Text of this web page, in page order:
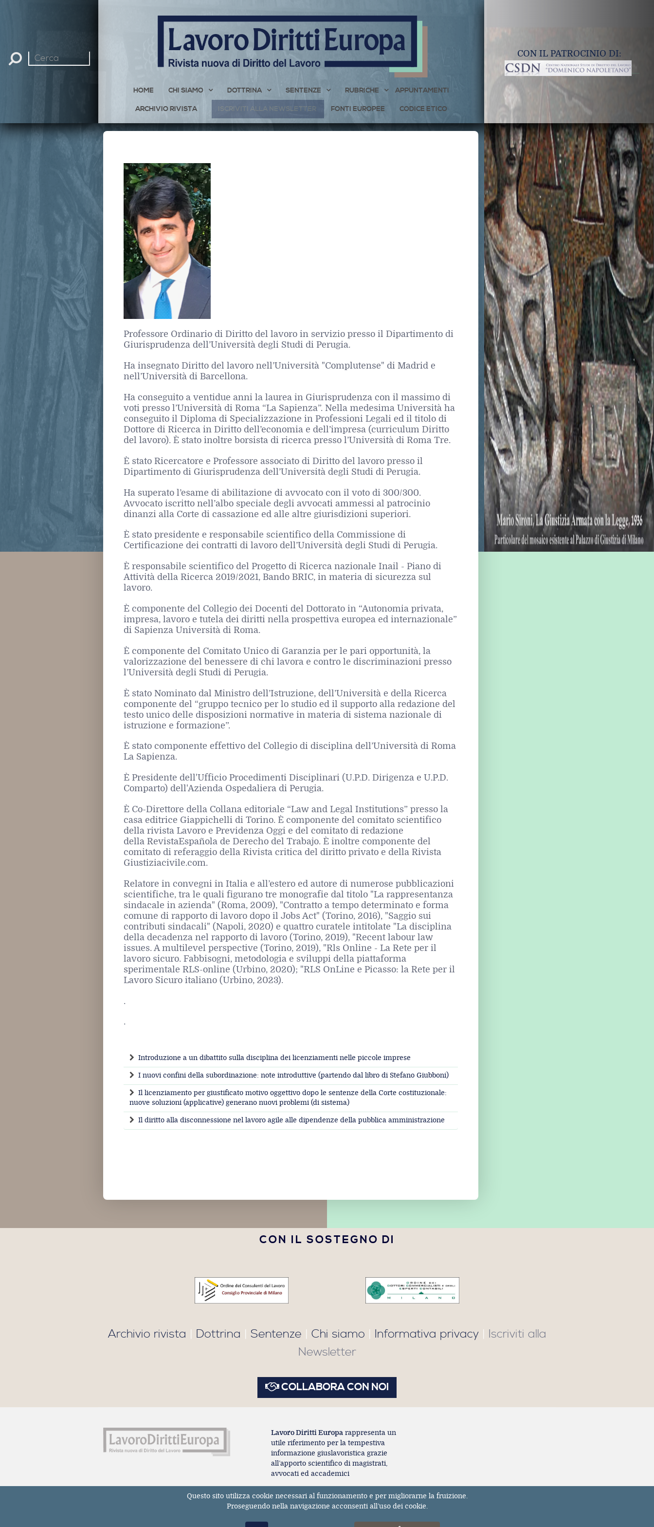
Cerca
nel
HOME CHI SIAMO DOTTRINA SENTENZE RUBRICHE APPUNTAMENTI
ARCHIVIO RIVISTA ISCRIVITI ALLA NEWSLETTER FONTI EUROPEE CODICE ETICO
CON IL PATROCINIO DI:
Professore Ordinario di Diritto del lavoro in servizio presso il Dipartimento di
Giurisprudenza dell’Università degli Studi di Perugia.
Ha insegnato Diritto del lavoro nell’Università "Complutense" di Madrid e
nell’Università di Barcellona.
Ha conseguito a ventidue anni la laurea in Giurisprudenza con il massimo di
voti presso l’Università di Roma “La Sapienza”. Nella medesima Università ha
conseguito il Diploma di Specializzazione in Professioni Legali ed il titolo di
Dottore di Ricerca in Diritto dell’economia e dell’impresa (curriculum Diritto
del lavoro). È stato inoltre borsista di ricerca presso l’Università di Roma Tre.
È stato Ricercatore e Professore associato di Diritto del lavoro presso il
Dipartimento di Giurisprudenza dell’Università degli Studi di Perugia.
Ha superato l’esame di abilitazione di avvocato con il voto di 300/300.
Avvocato iscritto nell’albo speciale degli avvocati ammessi al patrocinio
dinanzi alla Corte di cassazione ed alle altre giurisdizioni superiori.
È stato presidente e responsabile scientifico della Commissione di
Certificazione dei contratti di lavoro dell’Università degli Studi di Perugia.
È responsabile scientifico del Progetto di Ricerca nazionale Inail - Piano di
Attività della Ricerca 2019/2021, Bando BRIC, in materia di sicurezza sul
lavoro.
È componente del Collegio dei Docenti del Dottorato in “Autonomia privata,
impresa, lavoro e tutela dei diritti nella prospettiva europea ed internazionale”
di Sapienza Università di Roma.
È componente del Comitato Unico di Garanzia per le pari opportunità, la
valorizzazione del benessere di chi lavora e contro le discriminazioni presso
l’Università degli Studi di Perugia.
È stato Nominato dal Ministro dell’Istruzione, dell’Università e della Ricerca
componente del “gruppo tecnico per lo studio ed il supporto alla redazione del
testo unico delle disposizioni normative in materia di sistema nazionale di
istruzione e formazione”.
È stato componente effettivo del Collegio di disciplina dell’Università di Roma
La Sapienza.
È Presidente dell'Ufficio Procedimenti Disciplinari (U.P.D. Dirigenza e U.P.D.
Comparto) dell'Azienda Ospedaliera di Perugia.
È Co-Direttore della Collana editoriale “Law and Legal Institutions” presso la
casa editrice Giappichelli di Torino. È componente del comitato scientifico
della rivista Lavoro e Previdenza Oggi e del comitato di redazione
della RevistaEspañola de Derecho del Trabajo. È inoltre componente del
comitato di referaggio della Rivista critica del diritto privato e della Rivista
Giustiziacivile.com.
Relatore in convegni in Italia e all’estero ed autore di numerose pubblicazioni
scientifiche, tra le quali figurano tre monografie dal titolo "La rappresentanza
sindacale in azienda" (Roma, 2009), "Contratto a tempo determinato e forma
comune di rapporto di lavoro dopo il Jobs Act" (Torino, 2016), "Saggio sui
contributi sindacali" (Napoli, 2020) e quattro curatele intitolate "La disciplina
della decadenza nel rapporto di lavoro (Torino, 2019), "Recent labour law
issues. A multilevel perspective (Torino, 2019), "Rls Online - La Rete per il
lavoro sicuro. Fabbisogni, metodologia e sviluppi della piattaforma
sperimentale RLS-online (Urbino, 2020); "RLS OnLine e Picasso: la Rete per il
Lavoro Sicuro italiano (Urbino, 2023).
.
.
Introduzione a un dibattito sulla disciplina dei licenziamenti nelle piccole imprese
I nuovi confini della subordinazione: note introduttive (partendo dal libro di Stefano Giubboni)
Il licenziamento per giustificato motivo oggettivo dopo le sentenze della Corte costituzionale:
nuove soluzioni (applicative) generano nuovi problemi (di sistema)
Il diritto alla disconnessione nel lavoro agile alle dipendenze della pubblica amministrazione
CON IL SOSTEGNO DI
Archivio rivista | Dottrina | Sentenze | Chi siamo | Informativa privacy| Iscriviti alla
Newsletter
COLLABORA CON NOI
Lavoro Diritti Europa rappresenta un
utile riferimento per la tempestiva
informazione giuslavoristica grazie
all’apporto scientifico di magistrati,
avvocati ed accademici
Registrazione Tribunale di Milano n° 131131 dell'11/04/2017
Questo sito utilizza cookie necessari al funzionamento e per migliorarne la fruizione.
Proseguendo nella navigazione acconsenti all’uso dei cookie.